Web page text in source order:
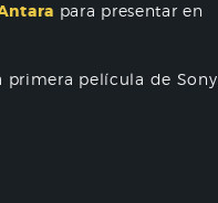
para presentar en
primera película de Sony